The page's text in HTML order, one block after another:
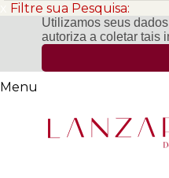
Filtre sua Pesquisa:
Utilizamos seus
autoriza a coletar tais
Menu